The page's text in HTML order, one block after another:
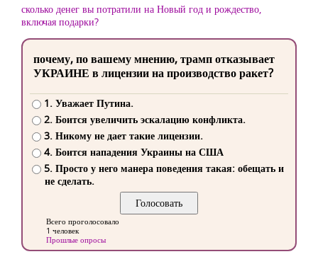
сколько денег вы потратили на Новый год и рождество,
включая подарки?
почему, по вашему мнению, трамп отказывает
УКРАИНЕ в лицензии на производство ракет?
1. Уважает Путина.
2. Боится увеличить эскалацию конфликта.
3. Никому не дает такие лицензии.
4. Боится нападения Украины на США
5. Просто у него манера поведения такая: обещать и
не сделать.
Всего проголосовало
1 человек
Прошлые опросы